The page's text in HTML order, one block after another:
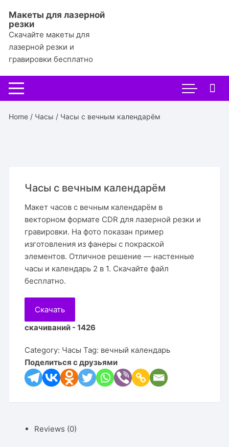
содержимому
Макеты для лазерной
резки
Скачайте макеты для
лазерной резки и
гравировки бесплатно
Home / Часы / Часы с вечным календарём
Часы с вечным календарём
Макет часов с вечным календарём в
векторном формате CDR для лазерной резки и
гравировки. На фото показан пример
изготовления из фанеры с покраской
элементов. Отличное решение — настенные
часы и календарь 2 в 1. Скачайте файл
бесплатно.
Скачать
скачиваний - 1426
Category: Часы Tag: вечный календарь
Поделиться с друзьями
Reviews (0)